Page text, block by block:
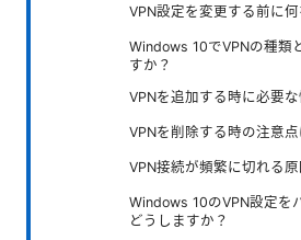
VPN設定を変更する前に
Windows 10でVPNの種類
すか？
VPNを追加する時に必要
VPNを削除する時の注意点
VPN接続が頻繁に切れる
Windows 10のVPN設定を
どうしますか？